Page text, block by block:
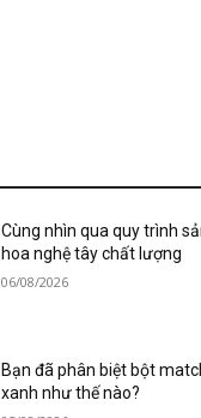
Cùng nhìn qua quy trình
hoa nghệ tây chất lượng
06/08/2026
Bạn đã phân biệt bột
xanh như thế nào?